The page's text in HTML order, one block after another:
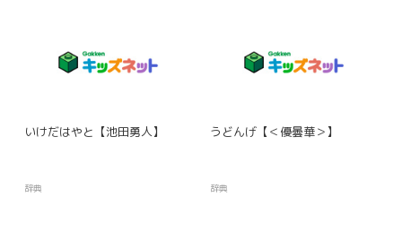
いけだはやと【池田勇人】
辞典
うどんげ【＜優曇華＞】
辞典